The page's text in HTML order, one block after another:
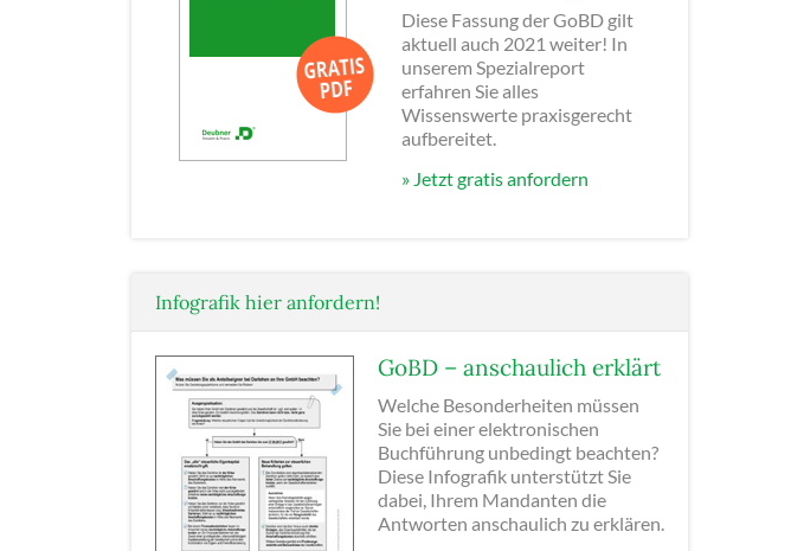
Diese Fassung der GoBD gilt
aktuell auch 2021 weiter! In
unserem Spezialreport
erfahren Sie alles
Wissenswerte praxisgerecht
aufbereitet.
» Jetzt gratis anfordern
Infografik hier anfordern!
GoBD – anschaulich erklärt
Welche Besonderheiten müssen
Sie bei einer elektronischen
Buchführung unbedingt beachten?
Diese Infografik unterstützt Sie
dabei, Ihrem Mandanten die
Antworten anschaulich zu erklären.